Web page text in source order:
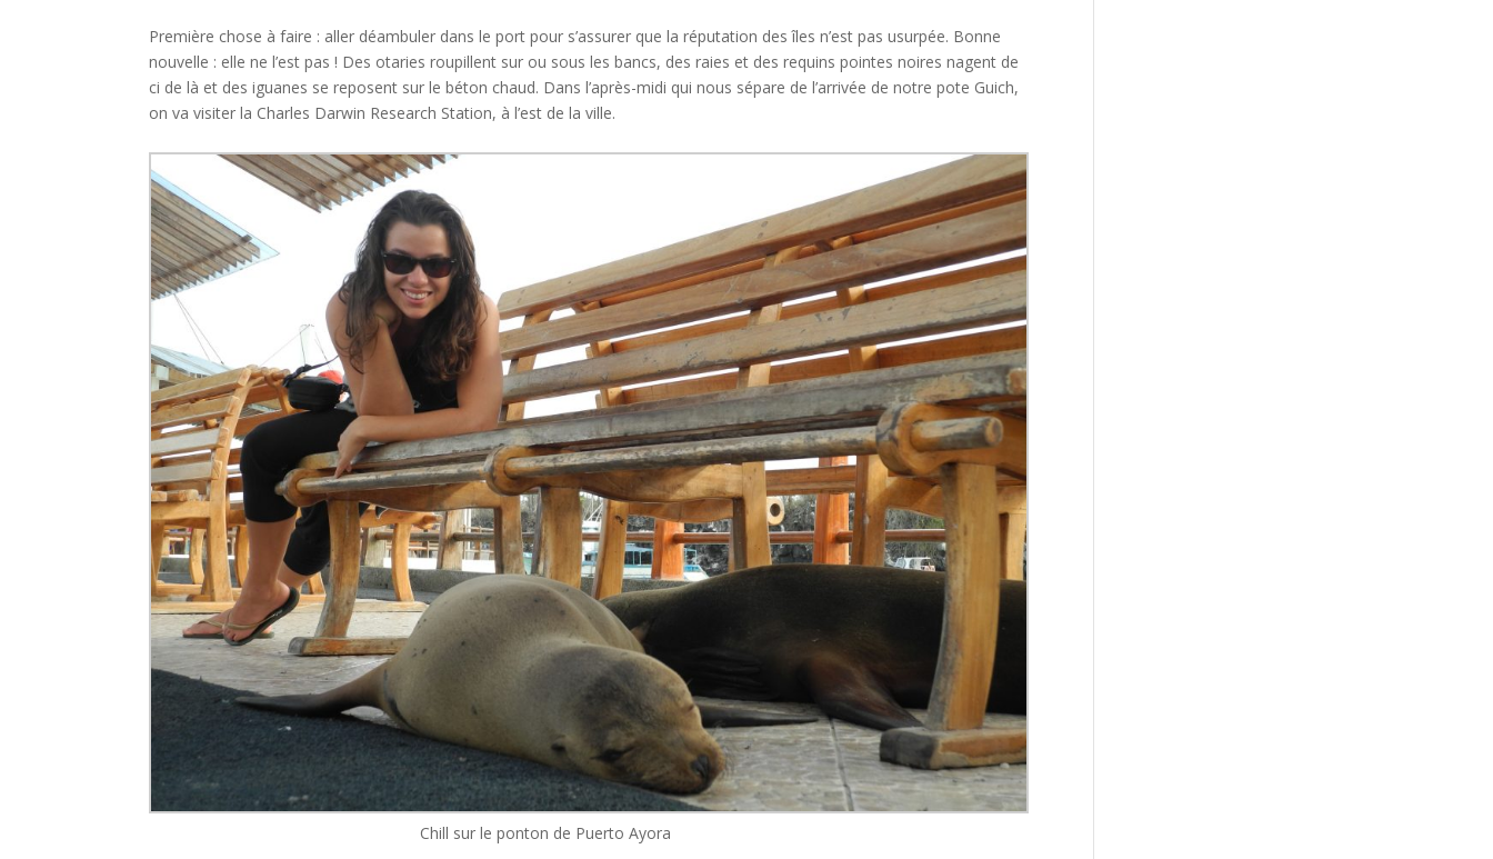
Première chose à faire : aller déambuler dans le port pour s’assurer que la réputation des îles n’est pas usurpée. Bonne
nouvelle : elle ne l’est pas ! Des otaries roupillent sur ou sous les bancs, des raies et des requins pointes noires nagent de
ci de là et des iguanes se reposent sur le béton chaud. Dans l’après-midi qui nous sépare de l’arrivée de notre pote Guich,
on va visiter la Charles Darwin Research Station, à l’est de la ville.
Chill sur le ponton de Puerto Ayora